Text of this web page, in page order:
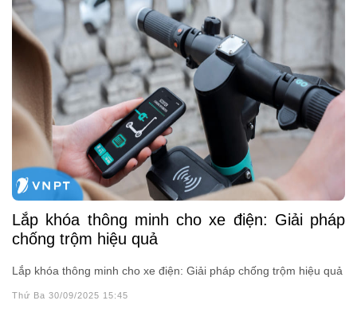
Lắp khóa thông minh cho xe điện: Giải pháp
chống trộm hiệu quả
Lắp khóa thông minh cho xe điện: Giải pháp chống trộm hiệu quả
Thứ Ba 30/09/2025 15:45